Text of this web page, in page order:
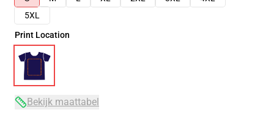
5XL
Print Location
Bekijk maattabel